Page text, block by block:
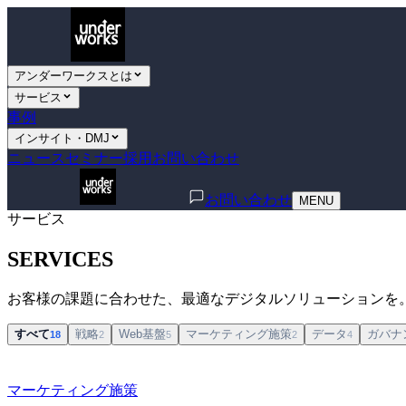
アンダーワークスとは
サービス
事例
インサイト・DMJ
ニュース セミナー採用 お問い合わせ
お問い合わせ MENU
サービス
SERVICES
お客様の課題に合わせた、最適なデジタルソリューションを。
すべて18 戦略2 Web基盤5 マーケティング施策2 データ4 ガバナ
マーケティング施策